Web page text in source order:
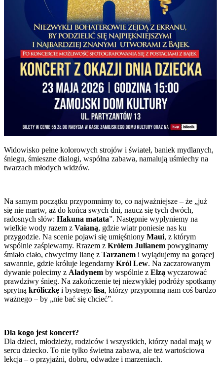
Widowisko pełne kolorowych strojów i świateł, baniek mydlanych,
śniegu, śmieszne dialogi, wspólna zabawa, namalują uśmiechy na
twarzach młodych widzów.
Na samym początku przypomnimy to, co najważniejsze – że „już
się nie martw, aż do końca swych dni, naucz się tych dwóch,
radosnych słów: Hakuna matata”. Następnie wypłyniemy na
wielkie wody razem z Vaianą, gdzie wiatr poniesie nas ku
przygodzie. Na scenie pojawi się umięśniony Maui, z którym
wspólnie zaśpiewamy. Rrazem z Królem Julianem powyginamy
śmiało ciało, chwycimy lianę z Tarzanem i wylądujemy na gorącej
sawannie, gdzie króluje legendarny Król Lew. Na zaczarowanym
dywanie polecimy z Aladynem by wspólnie z Elzą wyczarować
prawdziwy śnieg. Na zakończenie tej niezwykłej podróży spotkamy
sprytną króliczkę i bystrego lisa, którzy przypomną nam coś bardzo
ważnego – by „nie bać się chcieć”.
Dla kogo jest koncert?
Dla dzieci, młodzieży, rodziców i wszystkich, którzy nadal mają w
sercu dziecko. To nie tylko świetna zabawa, ale też wartościowa
lekcja – o przyjaźni, dobru, odwadze i marzeniach.